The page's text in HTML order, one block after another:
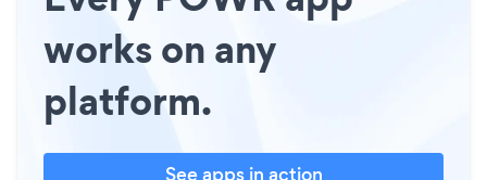
works on any
platform.
See apps in action